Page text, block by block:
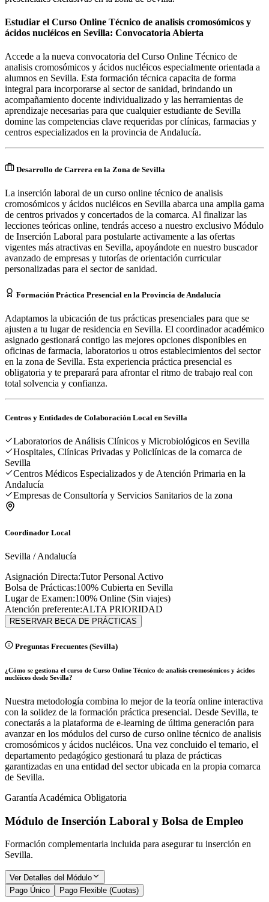
Estudiar el Curso Online Técnico de analisis cromosómicos y
ácidos nucléicos en Sevilla: Convocatoria Abierta
Accede a la nueva convocatoria del Curso Online Técnico de
analisis cromosómicos y ácidos nucléicos especialmente orientada a
alumnos en Sevilla. Esta formación técnica capacita de forma
integral para incorporarse al sector de sanidad, brindando un
acompañamiento docente individualizado y las herramientas de
aprendizaje necesarias para que cualquier estudiante de Sevilla
domine las competencias clave requeridas por clínicas, farmacias y
centros especializados en la provincia de Andalucía.
Desarrollo de Carrera en la Zona de Sevilla
La inserción laboral de un curso online técnico de analisis
cromosómicos y ácidos nucléicos en Sevilla abarca una amplia gama
de centros privados y concertados de la comarca. Al finalizar las
lecciones teóricas online, tendrás acceso a nuestro exclusivo Módulo
de Inserción Laboral para postularte activamente a las ofertas
vigentes más atractivas en Sevilla, apoyándote en nuestro buscador
avanzado de empresas y tutorías de orientación curricular
personalizadas para el sector de sanidad.
Formación Práctica Presencial en la Provincia de Andalucía
Adaptamos la ubicación de tus prácticas presenciales para que se
ajusten a tu lugar de residencia en Sevilla. El coordinador académico
asignado gestionará contigo las mejores opciones disponibles en
oficinas de farmacia, laboratorios u otros establecimientos del sector
en la zona de Sevilla. Esta experiencia práctica presencial es
obligatoria y te preparará para afrontar el ritmo de trabajo real con
total solvencia y confianza.
Centros y Entidades de Colaboración Local en Sevilla
Laboratorios de Análisis Clínicos y Microbiológicos en Sevilla
Hospitales, Clínicas Privadas y Policlínicas de la comarca de
Sevilla
Centros Médicos Especializados y de Atención Primaria en la
Andalucía
Empresas de Consultoría y Servicios Sanitarios de la zona
Coordinador Local
Sevilla /Andalucía
Asignación Directa:Tutor Personal Activo
Bolsa de Prácticas:100% Cubierta en Sevilla
Lugar de Examen:100% Online (Sin viajes)
Atención preferente:ALTA PRIORIDAD
RESERVAR BECA DE PRÁCTICAS
Preguntas Frecuentes (Sevilla)
¿Cómo se gestiona el curso de Curso Online Técnico de analisis cromosómicos y ácidos
nucléicos desde Sevilla?
Nuestra metodología combina lo mejor de la teoría online interactiva
con la solidez de la formación práctica presencial. Desde Sevilla, te
conectarás a la plataforma de e-learning de última generación para
avanzar en los módulos del curso de curso online técnico de analisis
cromosómicos y ácidos nucléicos. Una vez concluido el temario, el
departamento pedagógico gestionará tu plaza de prácticas
garantizadas en una entidad del sector ubicada en la propia comarca
de Sevilla.
Garantía Académica Obligatoria
Módulo de Inserción Laboral y Bolsa de Empleo
Formación complementaria incluida para asegurar tu inserción en
Sevilla.
Ver Detalles del Módulo
Pago Único
Pago Flexible (Cuotas)